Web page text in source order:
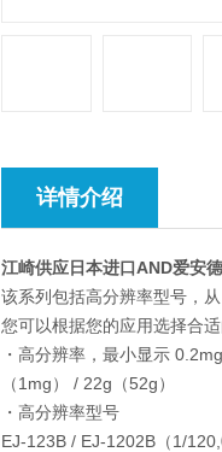
详情介绍
江崎供应日本进口AND爱安
该系列包括高分辨率型号，
您可以根据您的应用选择合适
・高分辨率，最小显示
（1mg） / 22g（52g）
・高分辨率型号
EJ-123B / EJ-1202B（1/